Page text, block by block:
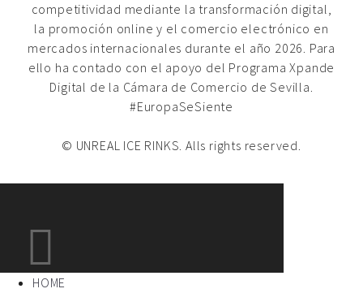
competitividad mediante la transformación digital,
la promoción online y el comercio electrónico en
mercados internacionales durante el año 2026. Para
ello ha contado con el apoyo del Programa Xpande
Digital de la Cámara de Comercio de Sevilla.
#EuropaSeSiente
© UNREAL ICE RINKS. Alls rights reserved.
HOME